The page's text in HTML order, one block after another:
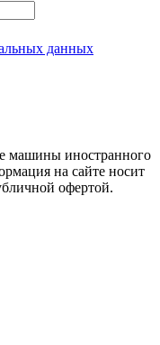
данных
машины иностранного
на сайте носит
офертой.